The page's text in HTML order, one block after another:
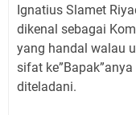
Ignatius Slamet
dikenal sebagai
yang handal walau
sifat
diteladani.